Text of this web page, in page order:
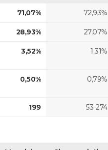
71,07% 72,93%
28,93% 27,07%
3,52% 1,31%
0,50% 0,79%
199 53 274